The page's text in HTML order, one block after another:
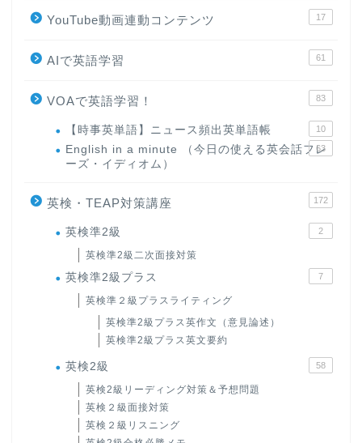
YouTube動画連動コンテンツ 17
AIで英語学習 61
VOAで英語学習！ 83
【時事英単語】ニュース頻出英単語帳 10
English in a minute （今日の使える英会話フレ
ーズ・イディオム）
63
英検・TEAP対策講座 172
英検準2級 2
英検準2級二次面接対策
英検準2級プラス 7
英検準２級プラスライティング
英検準2級プラス英作文（意見論述）
英検準2級プラス英文要約
英検2級 58
英検2級リーディング対策＆予想問題
英検２級面接対策
英検２級リスニング